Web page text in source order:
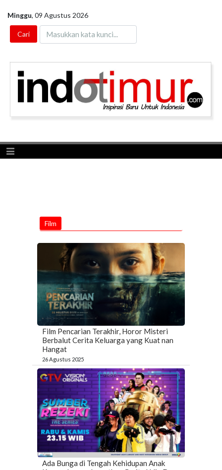
Minggu, 09 Agustus 2026
Toggle navigation
Film
Film Pencarian Terakhir, Horor Misteri
Berbalut Cerita Keluarga yang Kuat nan
Hangat
26 Agustus 2025
Ada Bunga di Tengah Kehidupan Anak